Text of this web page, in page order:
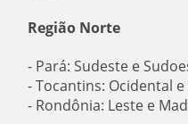
Região Norte
- Pará: Sudeste e
- Tocantins: Ocidental
- Rondônia: Leste e